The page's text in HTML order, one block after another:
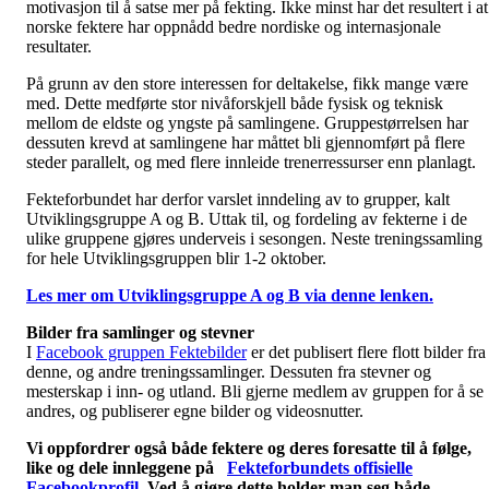
motivasjon til å satse mer på fekting. Ikke minst har det resultert i at
norske fektere har oppnådd bedre nordiske og internasjonale
resultater.
På grunn av den store interessen for deltakelse, fikk mange være
med. Dette medførte stor nivåforskjell både fysisk og teknisk
mellom de eldste og yngste på samlingene. Gruppestørrelsen har
dessuten krevd at samlingene har måttet bli gjennomført på flere
steder parallelt, og med flere innleide trenerressurser enn planlagt.
Fekteforbundet har derfor varslet inndeling av to grupper, kalt
Utviklingsgruppe A og B. Uttak til, og fordeling av fekterne i de
ulike gruppene gjøres underveis i sesongen. Neste treningssamling
for hele Utviklingsgruppen blir 1-2 oktober.
Les mer om Utviklingsgruppe A og B via denne lenken.
Bilder fra samlinger og stevner
I Facebook gruppen Fektebilderer det publisert flere flott bilder fra
denne, og andre treningssamlinger. Dessuten fra stevner og
mesterskap i inn- og utland. Bli gjerne medlem av gruppen for å se
andres, og publiserer egne bilder og videosnutter.
Vi oppfordrer også både fektere og deres foresatte til å følge,
like og dele innleggene på Fekteforbundets offisielle